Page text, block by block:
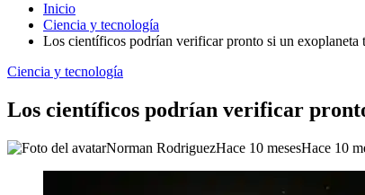
Inicio
Ciencia y tecnología
Los científicos podrían verificar pronto si un exoplaneta
Ciencia y tecnología
Los científicos podrían verificar
Norman RodriguezHace 10 mesesHace 10